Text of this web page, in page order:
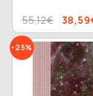
55,12€
-25%